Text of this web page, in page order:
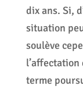
dix ans. Si,
situation
soulève
terme